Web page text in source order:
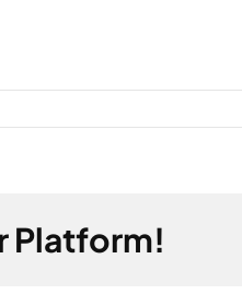
Platform!